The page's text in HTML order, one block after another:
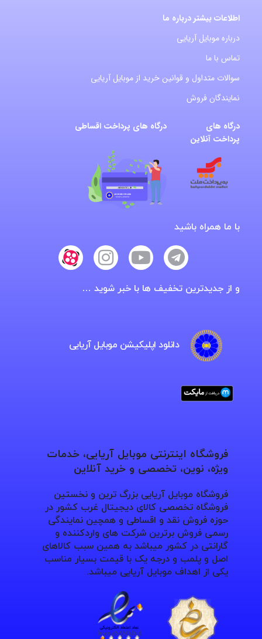
اطلاعات بیشتر درباره ما
درباره موبایل آریایی
تماس با ما
سوالات متداول و قوانین خرید از موبایل آریایی
نمایندگان فروش
درگاه های
پرداخت آنلاین
درگاه های پرداخت اقساطی
با ما همراه باشید
و از جدیدترین تخفیف ها با خبر شوید …
دانلود اپلیکیشن موبایل آریایی
فروشگاه اینترنتی موبایل آریایی، خدمات
ویژه، نوین، تخصصی و خرید آنلاین
فروشگاه موبایل آریایی بزرگ ترین و نخستین
فروشگاه تخصصی کالای دیجیتال غرب کشور در
حوزه فروش نقد و اقساطی و همچین نمایندگی
رسمی فروش برترین شرکت های واردکننده و
گارانتی در کشور میباشد به همین سبب کالاهای
اصل و پلمب و درجه یک با قیمت بسیار مناسب
یکی از اهداف موبایل آریایی میباشد.